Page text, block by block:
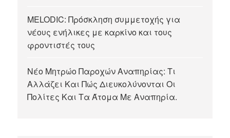
MELODIC: Πρόσκληση συμμετοχής για
νέους ενήλικες με καρκίνο και τους
φροντιστές τους
Νέο Μητρώο Παροχών Αναπηρίας: Τι
Αλλάζει Και Πώς Διευκολύνονται Οι
Πολίτες Και Τα Άτομα Με Αναπηρία.